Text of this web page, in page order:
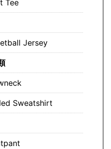
Tee
Jersey
Sweatshirt